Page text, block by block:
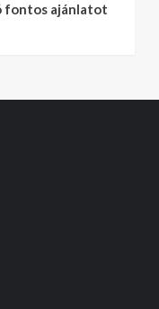
fontos ajánlatot